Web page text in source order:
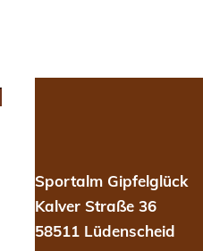
Sportalm Gipfelglück
Kalver Straße 36
58511 Lüdenscheid